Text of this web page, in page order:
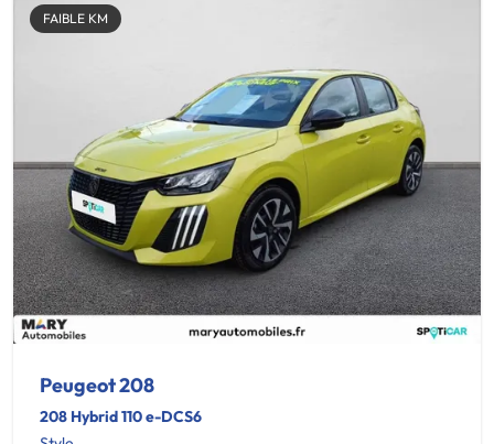
FAIBLE KM
Peugeot 208
208 Hybrid 110 e-DCS6